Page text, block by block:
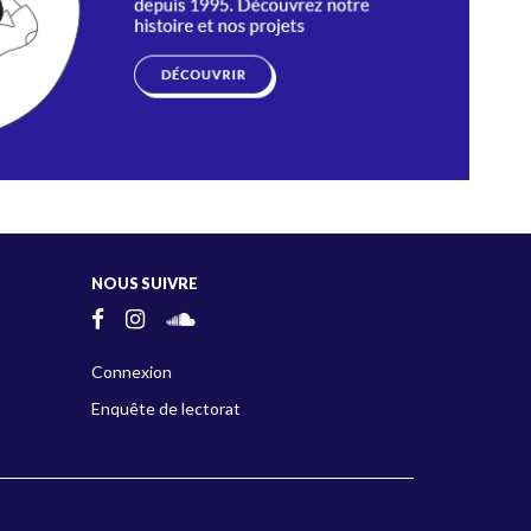
NOUS SUIVRE
Connexion
Enquête de lectorat